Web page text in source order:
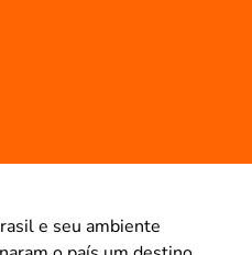
e seu ambiente